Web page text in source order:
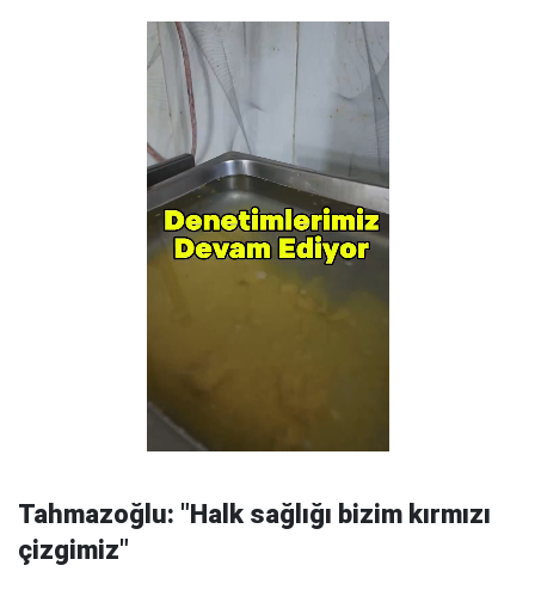
Tahmazoğlu: "Halk sağlığı bizim kırmızı
çizgimiz"